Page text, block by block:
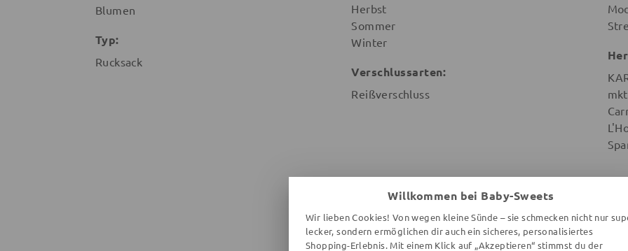
Blumen
Typ:
Rucksack
Herbst
Sommer
Winter
Verschlussarten:
Reißverschluss
DAS WIRST DU LIEBEN
Willkommen bei Baby-Sweets
Wir lieben Cookies! Von wegen kleine Sünde – sie schmecken nicht nur
lecker, sondern ermöglichen dir auch ein sicheres, personalisiertes
Shopping-Erlebnis. Mit einem Klick auf „Akzeptieren“ stimmst du der